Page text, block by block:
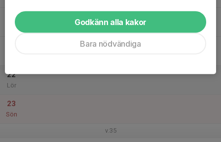
20
Tor
22
Lör
23
Sön
v.35
Godkänn alla kakor
Bara nödvändiga